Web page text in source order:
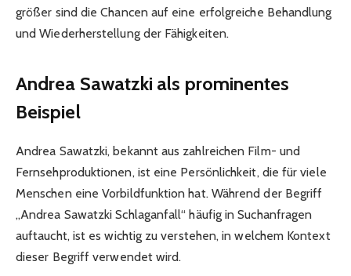
größer sind die Chancen auf eine erfolgreiche Behandlung
und Wiederherstellung der Fähigkeiten.
Andrea Sawatzki als prominentes
Beispiel
Andrea Sawatzki, bekannt aus zahlreichen Film- und
Fernsehproduktionen, ist eine Persönlichkeit, die für viele
Menschen eine Vorbildfunktion hat. Während der Begriff
„Andrea Sawatzki Schlaganfall“ häufig in Suchanfragen
auftaucht, ist es wichtig zu verstehen, in welchem Kontext
dieser Begriff verwendet wird.